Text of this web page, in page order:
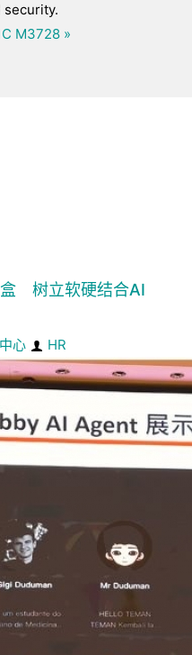
security.
M3728 »
盒 树立软硬结合AI
心 HR